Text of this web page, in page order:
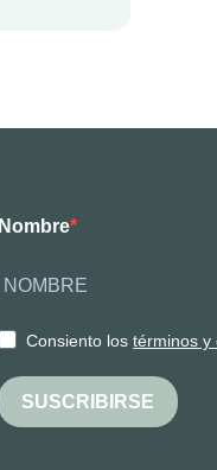
Nombre
Consiento lostérminos y
SUSCRIBIRSE